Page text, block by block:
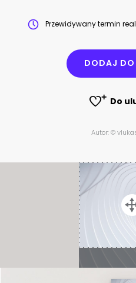
Przewidywany termin
DODAJ DO
Do
Autor: ©